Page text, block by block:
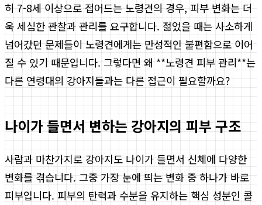
히 7-8세 이상으로 접어드는 노령견의 경우, 피부 변화는 더
욱 세심한 관찰과 관리를 요구합니다. 젊었을 때는 사소하게
넘어갔던 문제들이 노령견에게는 만성적인 불편함으로 이어
질 수 있기 때문입니다. 그렇다면 왜 **노령견 피부 관리**는
다른 연령대의 강아지들과는 다른 접근이 필요할까요?
나이가 들면서 변하는 강아지의 피부 구조
사람과 마찬가지로 강아지도 나이가 들면서 신체에 다양한
변화를 겪습니다. 그중 가장 눈에 띄는 변화 중 하나가 바로
피부입니다. 피부의 탄력과 수분을 유지하는 핵심 성분인 콜